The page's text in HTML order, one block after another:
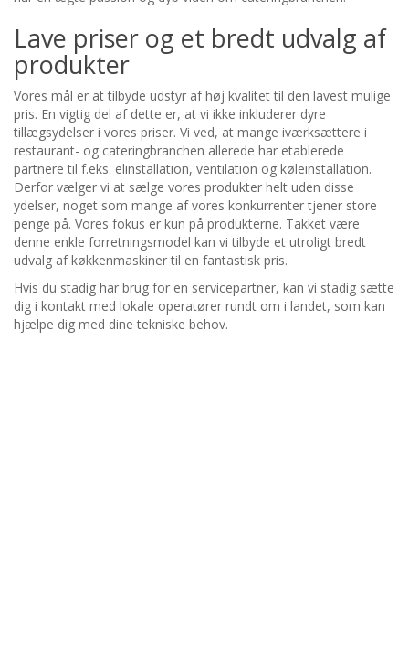
Lave priser og et bredt udvalg af
produkter
Vores mål er at tilbyde udstyr af høj kvalitet til den lavest mulige
pris. En vigtig del af dette er, at vi ikke inkluderer dyre
tillægsydelser i vores priser. Vi ved, at mange iværksættere i
restaurant- og cateringbranchen allerede har etablerede
partnere til f.eks. elinstallation, ventilation og køleinstallation.
Derfor vælger vi at sælge vores produkter helt uden disse
ydelser, noget som mange af vores konkurrenter tjener store
penge på. Vores fokus er kun på produkterne. Takket være
denne enkle forretningsmodel kan vi tilbyde et utroligt bredt
udvalg af køkkenmaskiner til en fantastisk pris.
Hvis du stadig har brug for en servicepartner, kan vi stadig sætte
dig i kontakt med lokale operatører rundt om i landet, som kan
hjælpe dig med dine tekniske behov.
Køleskabe med underskab
Frysere til underskabe
Opretstående køleskabe
Opretstående frysere
Køleskabe med glasdør
Blast Chillers & Flash Freezers
Isbeholdere
Underskabe til opbevaring
Varme skabe med almindelig top
Arbejdsstationer
Skab til opbevaring
Vægskabe
Opvarmede merchandisers / displays
Bordplade Bains Marie & Hotpots
Suppe-kedler
Riskogere
Salamandere
Brødristere
Pastakedler
Vippende Bratt-pander
Wok-komfurer
Kogende pander
Baser og neutrale enheder
Modulopbyggede komfurer
Pølsefyld
Skærer
Kartoffelskrællere
Brødskæremaskiner
Vakuum-maskiner
Hamburgerpresser
Kartoffelovne
Rotisserie-ovne
Mikrobølgeovne
Modulære madlavningsovne
Ovnplader og -riste
Filterkaffemaskiner
Kaffekværne
Perkolatorer og kaffeurner
Vandfontæner
Vandkedler og varmtvandsdispensere
Chokolade-maskiner
Kyllingevarmere
Opbevaring og transport af pizza
Pizza-redskaber
Containerholdere og -skinner
Kølede enheder
Køleplader
Dispensere til drikkevarer
Dispensere til morgenmadsprodukter
Kebab Line
Metalskabe
Skab til brandfarlige produkter
Opbevaringskasser
Rullecontainere og bure
Stativer til stuvning
Sundhed og fitness
Tab Grabbers & Bill Holders
kantine